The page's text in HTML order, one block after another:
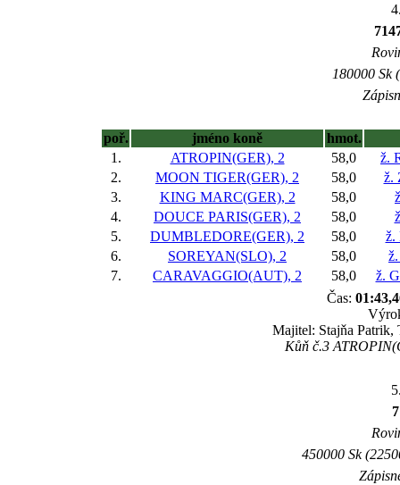
180000 Sk
poř. jméno koně
hmot.
1.
ATROPIN(GER), 2 58,0
ž.
2.
MOON TIGER(GER), 2 58,0
ž.
3.
KING MARC(GER), 2 58,0
4.
DOUCE PARIS(GER), 2 58,0
5.
DUMBLEDORE(GER), 2 58,0
ž.
6.
SOREYAN(SLO), 2 58,0
7.
CARAVAGGIO(AUT), 2 58,0
ž.
Čas:
Majitel: Stajňa Patrik,
Kůň č.3
450000 Sk